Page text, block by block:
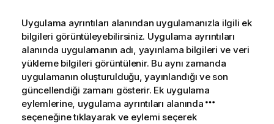
Uygulama ayrıntıları alanından uygulamanızla ilgili ek
bilgileri görüntüleyebilirsiniz. Uygulama ayrıntıları
alanında uygulamanın adı, yayınlama bilgileri ve veri
yükleme bilgileri görüntülenir. Bu aynı zamanda
uygulamanın oluşturulduğu, yayınlandığı ve son
güncellendiği zamanı gösterir. Ek uygulama
eylemlerine, uygulama ayrıntıları alanında
seçeneğine tıklayarak ve eylemi seçerek